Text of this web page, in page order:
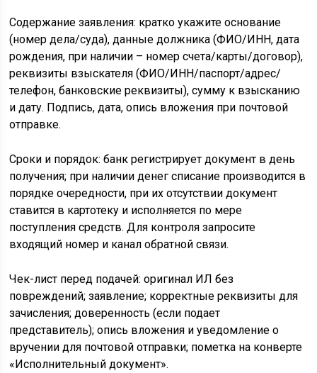
Содержание заявления: кратко укажите основание
(номер дела/суда), данные должника (ФИО/ИНН, дата
рождения, при наличии – номер счета/карты/договор),
реквизиты взыскателя (ФИО/ИНН/паспорт/адрес/
телефон, банковские реквизиты), сумму к взысканию
и дату. Подпись, дата, опись вложения при почтовой
отправке.
Сроки и порядок: банк регистрирует документ в день
получения; при наличии денег списание производится в
порядке очередности, при их отсутствии документ
ставится в картотеку и исполняется по мере
поступления средств. Для контроля запросите
входящий номер и канал обратной связи.
Чек-лист перед подачей: оригинал ИЛ без
повреждений; заявление; корректные реквизиты для
зачисления; доверенность (если подает
представитель); опись вложения и уведомление о
вручении для почтовой отправки; пометка на конверте
«Исполнительный документ».